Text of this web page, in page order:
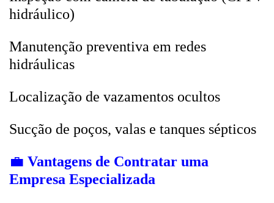
hidráulico)
Manutenção preventiva em redes
hidráulicas
Localização de vazamentos ocultos
Sucção de poços, valas e tanques sépticos
💼 Vantagens de Contratar uma
Empresa Especializada